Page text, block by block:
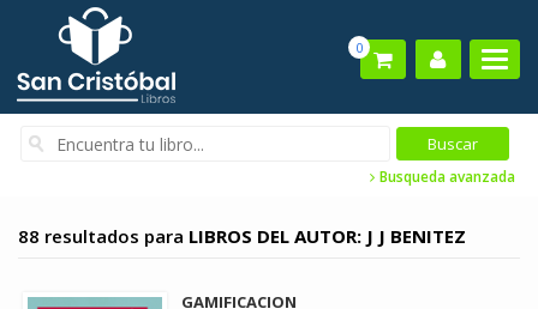
0
Busqueda avanzada
88 resultados para LIBROS DEL AUTOR: J J BENITEZ
GAMIFICACION